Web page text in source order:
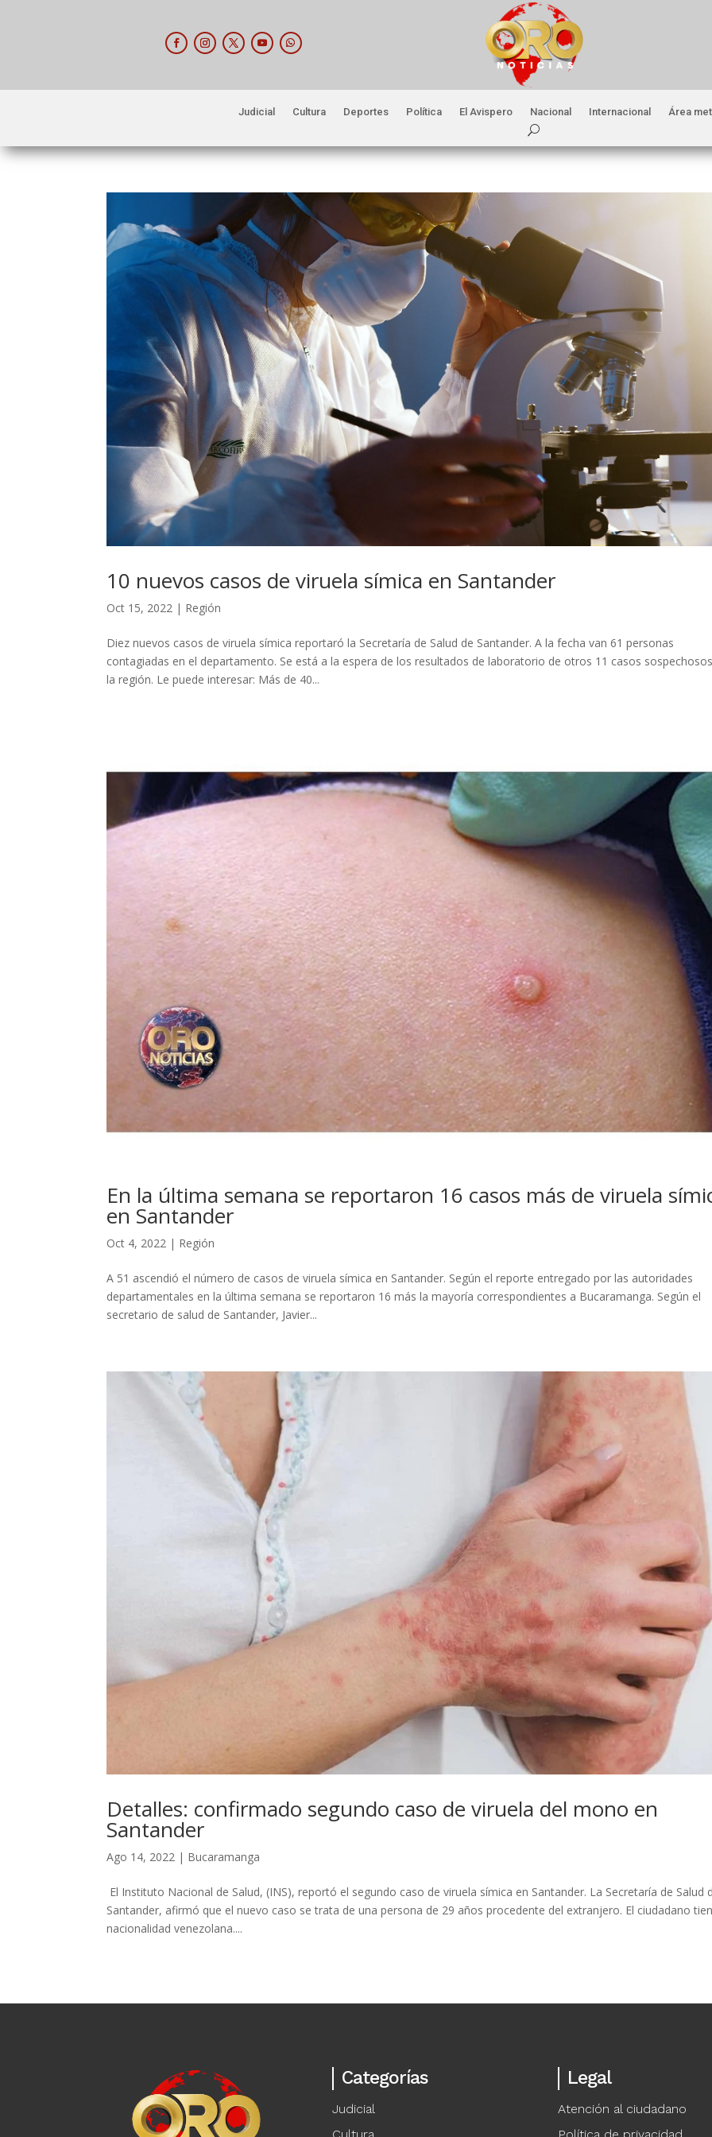
Judicial Cultura Deportes Política El Avispero Nacional Internacional Área
10 nuevos casos de viruela símica en Santander
Oct 15, 2022 | Región
Diez nuevos casos de viruela símica reportaró la Secretaría de Salud de Santander. A la fecha van 61 personas
contagiadas en el departamento. Se está a la espera de los resultados de laboratorio de otros 11 casos
la región. Le puede interesar: Más de 40...
En la última semana se reportaron 16 casos más de viruela
en Santander
Oct 4, 2022 | Región
A 51 ascendió el número de casos de viruela símica en Santander. Según el reporte entregado por las autoridades
departamentales en la última semana se reportaron 16 más la mayoría correspondientes a Bucaramanga. Según el
secretario de salud de Santander, Javier...
Detalles: confirmado segundo caso de viruela del mono en
Santander
Ago 14, 2022 | Bucaramanga
El Instituto Nacional de Salud, (INS), reportó el segundo caso de viruela símica en Santander. La Secretaría de Salud
Santander, afirmó que el nuevo caso se trata de una persona de 29 años procedente del extranjero. El ciudadano
nacionalidad venezolana....
Categorías
Judicial
Legal
Atención al ciudadano